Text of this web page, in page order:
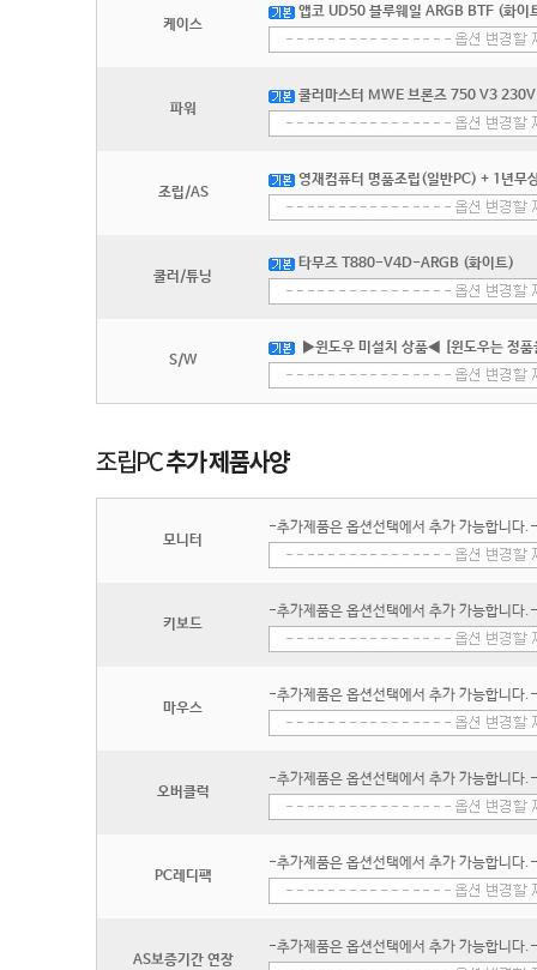
케이스
앱코 UD50 블루웨일 ARGB BTF (화이
파워
쿨러마스터 MWE 브론즈 750 V3
조립/AS
영재컴퓨터 명품조립(일반PC) + 1년무
쿨러/튜닝
타무즈 T880-V4D-ARGB (화이트)
S/W
▶윈도우 미설치 상품◀ [윈도우는 정
모니터
-추가제품은 옵션선택에서 추가 가능합니다.-
키보드
-추가제품은 옵션선택에서 추가 가능합니다.-
마우스
-추가제품은 옵션선택에서 추가 가능합니다.-
오버클럭
-추가제품은 옵션선택에서 추가 가능합니다.-
PC레디팩
-추가제품은 옵션선택에서 추가 가능합니다.-
AS보증기간 연장
-추가제품은 옵션선택에서 추가 가능합니다.-